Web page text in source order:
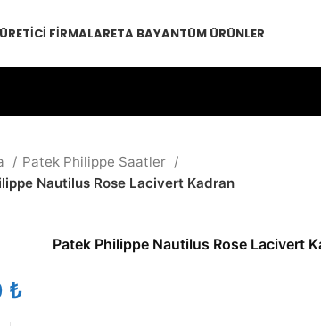
ÜRETICI FIRMALARETA BAYANTÜM ÜRÜNLER
Patek Philippe Saatler
Nautilus Rose Lacivert Kadran
Patek Philippe Nautilus Rose Lacivert
₺